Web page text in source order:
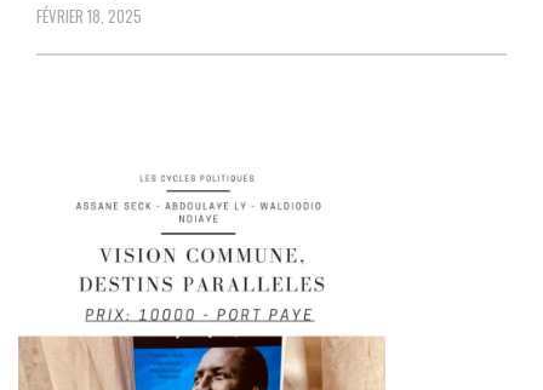
FÉVRIER 18, 2025